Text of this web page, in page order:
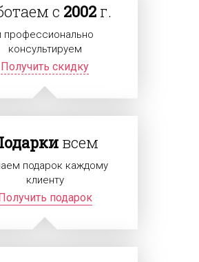
с 2002 г.
профессионально
консультируем
Получить скидку
всем
подарок каждому
клиенту
подарок